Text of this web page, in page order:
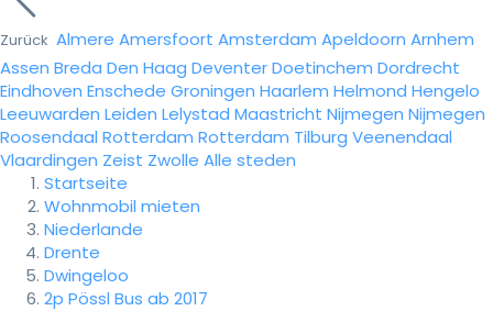
Zurück Almere Amersfoort Amsterdam Apeldoorn Arnhem
Assen Breda Den Haag DeventerDoetinchem Dordrecht
Eindhoven Enschede Groningen Haarlem Helmond Hengelo
Leeuwarden Leiden Lelystad Maastricht Nijmegen Nijmegen
Roosendaal Rotterdam Rotterdam Tilburg Veenendaal
Vlaardingen Zeist Zwolle Alle steden
Startseite
Wohnmobil mieten
Niederlande
Drente
Dwingeloo
2p Pössl Bus ab 2017